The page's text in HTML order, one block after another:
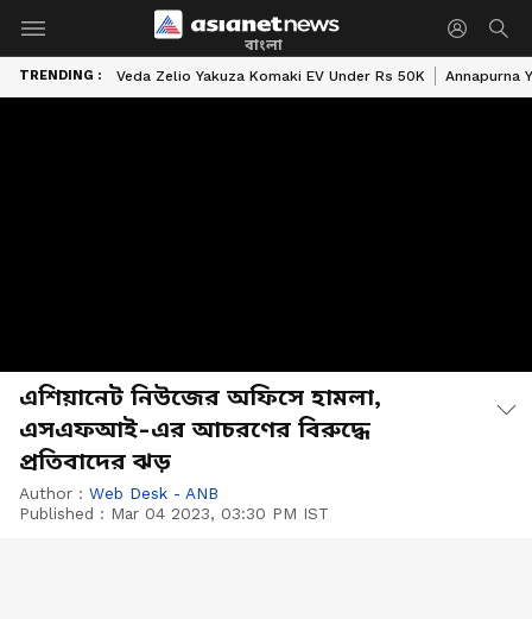
বাংলা
TRENDING : Veda Zelio Yakuza Komaki EV Under Rs 50K Annapurna
এশিয়ানেট নিউজের অফিসে হামলা,
এসএফআই-এর আচরণের বিরুদ্ধে
প্রতিবাদের ঝড়
Author : Web Desk - ANB
Published : Mar 04 2023, 03:30 PM IST